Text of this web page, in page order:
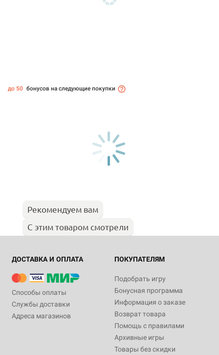
до 50 бонусов на следующие покупки
Рекомендуем вам
С этим товаром смотрели
ДОСТАВКА И ОПЛАТА
Способы оплаты
Службы доставки
Адреса магазинов
ПОКУПАТЕЛЯМ
Подобрать игру
Бонусная программа
Информация о заказе
Возврат товара
Помощь с правилами
Архивные игры
Товары без скидки